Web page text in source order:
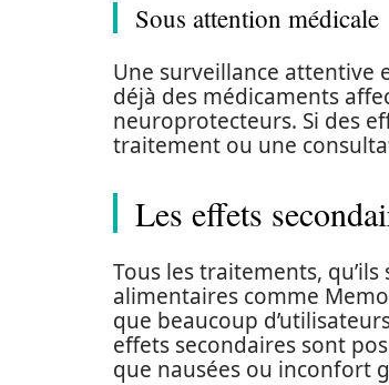
Sous attention médicale
Une surveillance attentive
déjà des médicaments
neuroprotecteurs. Si des
traitement ou une
Les effets
Tous les traitements,
alimentaires comme
que beaucoup
effets secondaires sont
que nausées ou inconfort